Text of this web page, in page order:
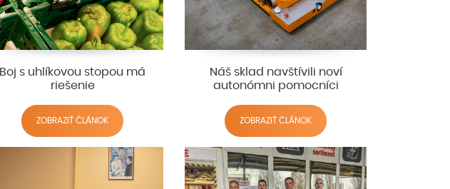
Boj s uhlíkovou stopou má
riešenie
ZOBRAZIŤ ČLÁNOK
Náš sklad navštívili noví
autonómni pomocníci
ZOBRAZIŤ ČLÁNOK